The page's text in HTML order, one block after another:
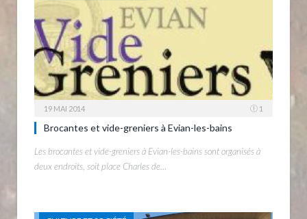
19 MAI 2014 1
Brocantes et vide-greniers à Evian-les-bains
Les brocantes et vide-greniers à Evian-les-bains sont organisés à
deux endroits, soit place Charles de…